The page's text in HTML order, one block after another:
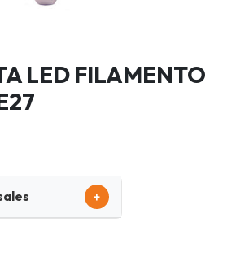
LED FILAMENTO
+